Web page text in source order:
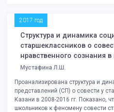
2017 год
Структура и динамика
старшеклассников о
нравственного сознания
Мустафина Л.Ш.
Проанализирована структура и
представлений (СП) о совести у
Казани в 2008-2016 гг. Показано,
школьников к феномену совести